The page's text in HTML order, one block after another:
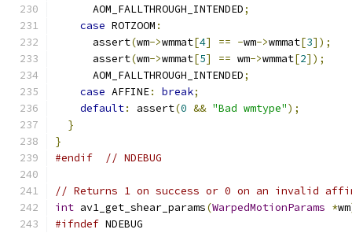
      AOM_FALLTHROUGH_INTENDED
;
case ROTZOOM :
      assert
(wm->wmmat[4] == -wm->wmmat[3]);
      assert
(wm->wmmat[5] == wm->wmmat[2]);
      AOM_FALLTHROUGH_INTENDED
;
case AFFINE: break;
default: assert(0 && "Bad wmtype");
}
}
#endif
// NDEBUG
// Returns 1 on success or 0 on an invalid
int av1_get_shear_params(WarpedMotionParams *wm
#ifndef NDEBUG